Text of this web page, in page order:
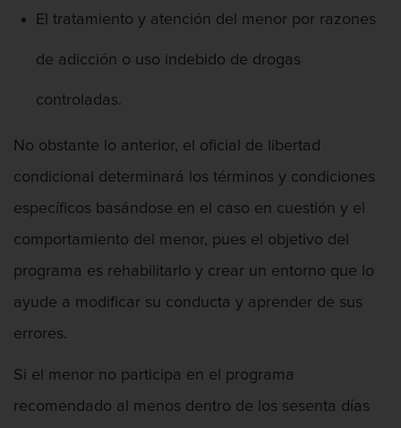
El tratamiento y atención del menor por razones
de adicción o uso indebido de drogas
controladas.
No obstante lo anterior, el oficial de libertad
condicional determinará los términos y condiciones
específicos basándose en el caso en cuestión y el
comportamiento del menor, pues el objetivo del
programa es rehabilitarlo y crear un entorno que lo
ayude a modificar su conducta y aprender de sus
errores.
Si el menor no participa en el programa
recomendado al menos dentro de los sesenta días
Abuso Infantil
Acecho
Actos Lascivos Con Un Menor
Agresión